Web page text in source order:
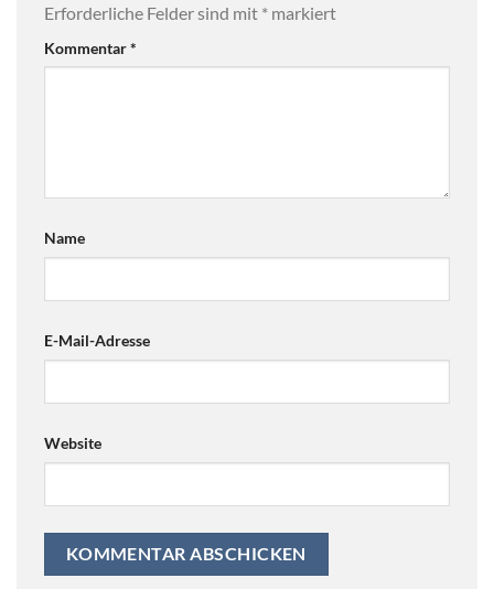
Erforderliche Felder sind mit * markiert
Kommentar*
Name
E-Mail-Adresse
Website